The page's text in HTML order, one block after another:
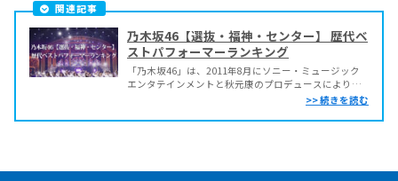
関連記事
乃木坂46【選抜・福神・センター】 歴代ベ
ストパフォーマーランキング
「乃木坂46」は、2011年8月にソニー・ミュージック
エンタテインメントと秋元康のプロデュースにより、
AKB48の公式ライバルとして結成されました。 1期生36
生の融合によりトップアイドルグループとしての地位